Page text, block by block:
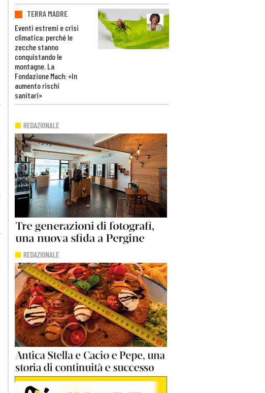
TERRA MADRE
Eventi estremi e crisi
climatica: perché le
zecche stanno
conquistando le
montagne. La
Fondazione Mach: «In
aumento rischi
sanitari»